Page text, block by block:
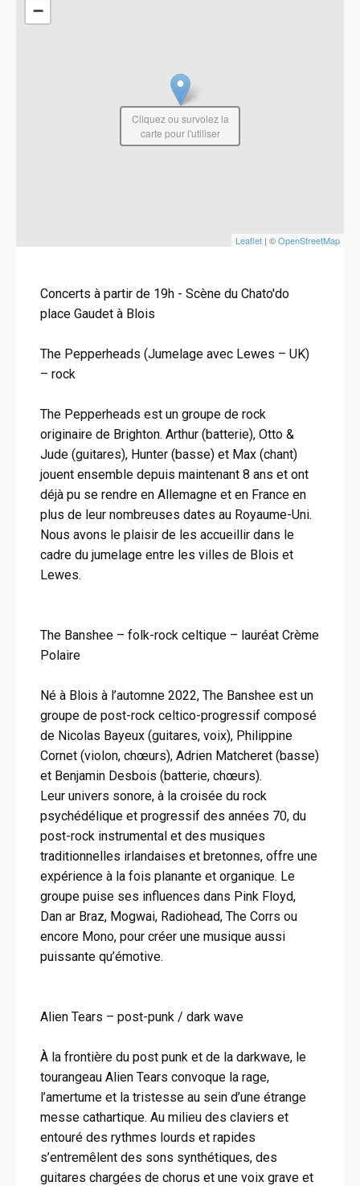
−
Leaflet | ©OpenStreetMap
Cliquez ou survolez la
carte pour l'utiliser
Concerts à partir de 19h - Scène du Chato'do
place Gaudet à Blois
The Pepperheads (Jumelage avec Lewes – UK)
– rock
The Pepperheads est un groupe de rock
originaire de Brighton. Arthur (batterie), Otto &
Jude (guitares), Hunter (basse) et Max (chant)
jouent ensemble depuis maintenant 8 ans et ont
déjà pu se rendre en Allemagne et en France en
plus de leur nombreuses dates au Royaume-Uni.
Nous avons le plaisir de les accueillir dans le
cadre du jumelage entre les villes de Blois et
Lewes.
The Banshee – folk-rock celtique – lauréat Crème
Polaire
Né à Blois à l’automne 2022, The Banshee est un
groupe de post-rock celtico-progressif composé
de Nicolas Bayeux (guitares, voix), Philippine
Cornet (violon, chœurs), Adrien Matcheret (basse)
et Benjamin Desbois (batterie, chœurs).
Leur univers sonore, à la croisée du rock
psychédélique et progressif des années 70, du
post-rock instrumental et des musiques
traditionnelles irlandaises et bretonnes, offre une
expérience à la fois planante et organique. Le
groupe puise ses influences dans Pink Floyd,
Dan ar Braz, Mogwai, Radiohead, The Corrs ou
encore Mono, pour créer une musique aussi
puissante qu’émotive.
Alien Tears – post-punk / dark wave
À la frontière du post punk et de la darkwave, le
tourangeau Alien Tears convoque la rage,
l’amertume et la tristesse au sein d’une étrange
messe cathartique. Au milieu des claviers et
entouré des rythmes lourds et rapides
s’entremêlent des sons synthétiques, des
guitares chargées de chorus et une voix grave et